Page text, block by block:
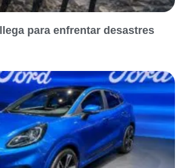
para enfrentar desastres